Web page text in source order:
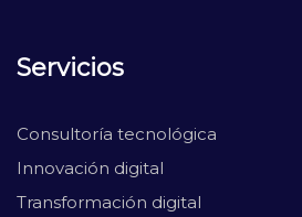
Servicios
Consultoría tecnológica
Innovación digital
Transformación digital